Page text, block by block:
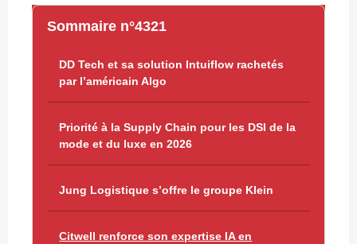
Sommaire n°4321
DD Tech et sa solution Intuiflow rachetés
par l’américain Algo
Priorité à la Supply Chain pour les DSI de la
mode et du luxe en 2026
Jung Logistique s’offre le groupe Klein
Citwell renforce son expertise IA en